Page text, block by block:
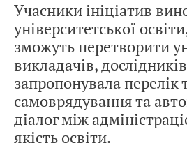
Учасники ініціатив
університетської
зможуть перетворити
викладачів,
запропонувала
самоврядування та
діалог між
якість освіти.